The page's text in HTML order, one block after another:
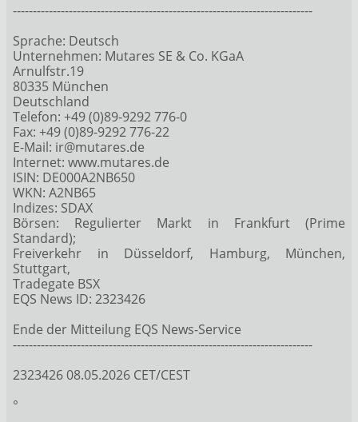
---------------------------------------------------------------------------
Sprache: Deutsch
Unternehmen: Mutares SE & Co. KGaA
Arnulfstr.19
80335 München
Deutschland
Telefon: +49 (0)89-9292 776-0
Fax: +49 (0)89-9292 776-22
E-Mail: ir@mutares.de
Internet: www.mutares.de
ISIN: DE000A2NB650
WKN: A2NB65
Indizes: SDAX
Börsen: Regulierter Markt in Frankfurt (Prime
Standard);
Freiverkehr in Düsseldorf, Hamburg, München,
Stuttgart,
Tradegate BSX
EQS News ID: 2323426
Ende der Mitteilung EQS News-Service
---------------------------------------------------------------------------
2323426 08.05.2026 CET/CEST
°